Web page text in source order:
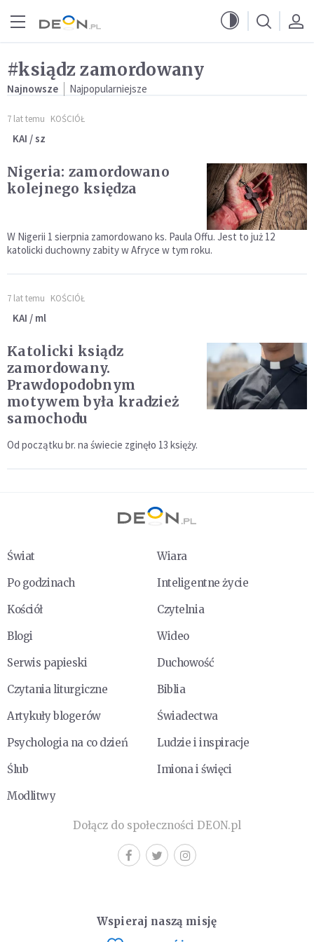
#ksiądz zamordowany
Najnowsze Najpopularniejsze
7 lat temu KOŚCIÓŁ
KAI / sz
Nigeria: zamordowano
kolejnego księdza
W Nigerii 1 sierpnia zamordowano ks. Paula Offu. Jest to już 12
katolicki duchowny zabity w Afryce w tym roku.
7 lat temu KOŚCIÓŁ
KAI / ml
Katolicki ksiądz
zamordowany.
Prawdopodobnym
motywem była kradzież
samochodu
Od początku br. na świecie zginęło 13 księży.
Świat
Wiara
Po godzinach
Inteligentne życie
Kościół
Czytelnia
Blogi
Wideo
Serwis papieski
Duchowość
Czytania liturgiczne
Biblia
Artykuły blogerów
Świadectwa
Psychologia na co dzień
Ludzie i inspiracje
Ślub
Imiona i święci
Modlitwy
Dołącz do społeczności DEON.pl
Wspieraj naszą misję